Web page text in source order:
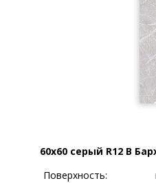
60x60 серый R12 B
Поверхность: